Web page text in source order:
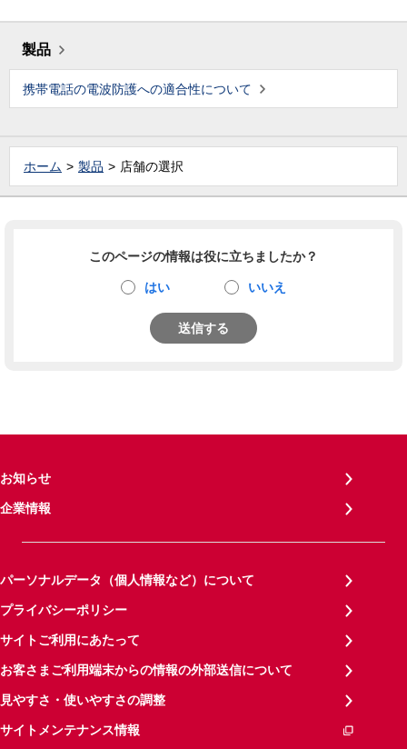
製品
携帯電話の電波防護への適合性について
ホーム 製品 店舗の選択
このページの情報は役に立ちましたか？
はい いいえ
送信する
お知らせ
企業情報
パーソナルデータ（個人情報など）について
プライバシーポリシー
サイトご利用にあたって
お客さまご利用端末からの情報の外部送信について
見やすさ・使いやすさの調整
サイトメンテナンス情報